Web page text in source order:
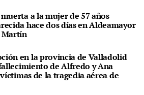
a la mujer de 57 años
hace dos días en Aldeamayor
Martín
en la provincia de Valladolid
de Alfredo y Ana
de la tragedia aérea de